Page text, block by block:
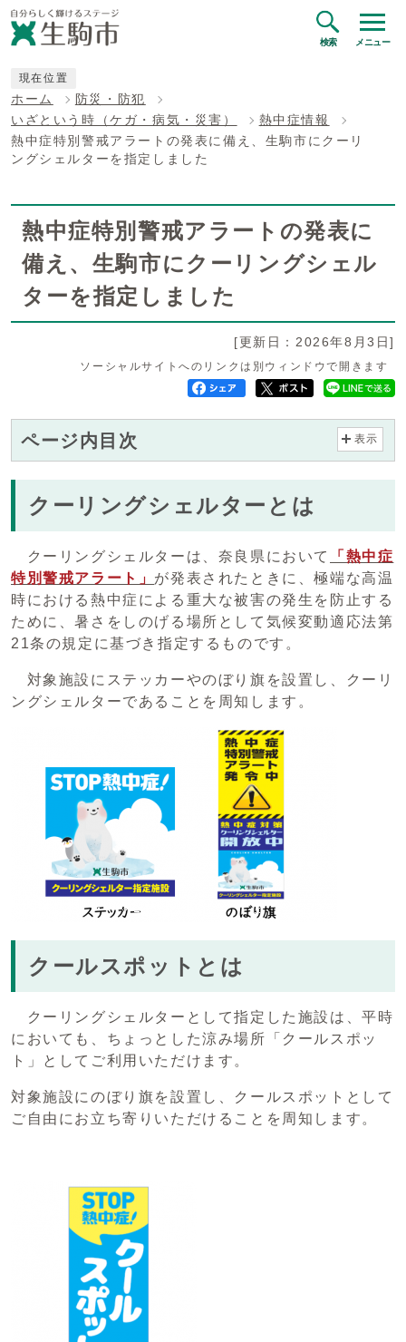
検索 メニュー
現在位置
ホーム
防災・防犯
いざという時（ケガ・病気・災害）
熱中症情報
熱中症特別警戒アラートの発表に備え、生駒市にクーリ
ングシェルターを指定しました
熱中症特別警戒アラートの発表に
備え、生駒市にクーリングシェル
ターを指定しました
[更新日：2026年8月3日]
ソーシャルサイトへのリンクは別ウィンドウで開きます
ページ内目次 表示
クーリングシェルターとは
クーリングシェルターは、奈良県において
「熱中症
特別警戒アラート」 が発表されたときに、極端な高温
時における熱中症による重大な被害の発生を防止する
ために、暑さをしのげる場所として気候変動適応法第
21条の規定に基づき指定するものです。
対象施設にステッカーやのぼり旗を設置し、クーリ
ングシェルターであることを周知します。
クールスポットとは
クーリングシェルターとして指定した施設は、平時
においても、ちょっとした涼み場所「クールスポッ
ト」としてご利用いただけます。
対象施設にのぼり旗を設置し、クールスポットとして
ご自由にお立ち寄りいただけることを周知します。